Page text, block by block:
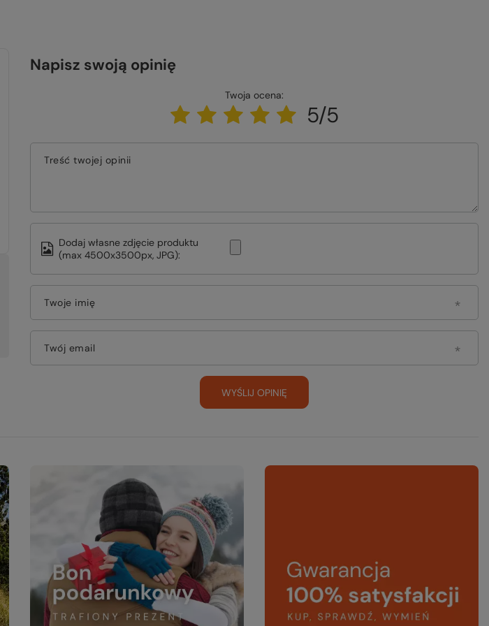
Napisz swoją opinię
Twoja ocena:
5/5
Treść twojej opinii
Dodaj własne zdjęcie produktu
(max 4500x3500px, JPG):
Twoje imię
Twój email
WYŚLIJ OPINIĘ